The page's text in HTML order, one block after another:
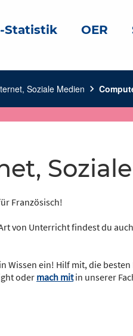
Statistik OER
Soziale Medien chevron_right
Französisch!
von Unterricht findest du
Wissen ein! Hilf mit, die
oder mach mitin unserer